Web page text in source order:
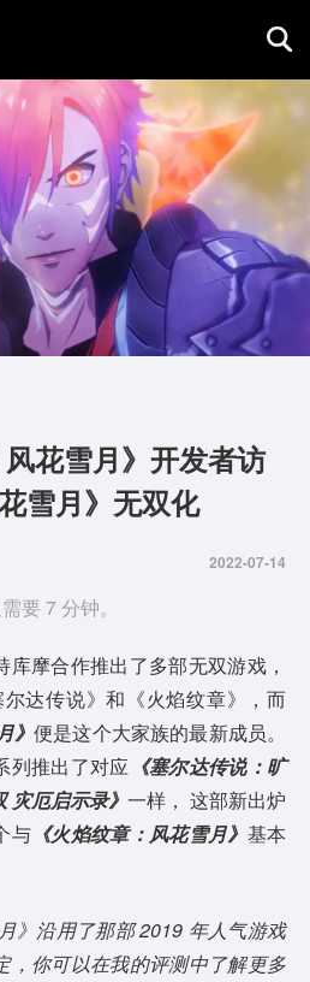
风花雪月》开发者访
雪月》无双化
2022-07-14
要 7 分钟。
摩合作推出了多部无双游戏，
达传说》和《火焰纹章》，而
》便是这个大家族的最新成员。
列推出了对应 《塞尔达传说：旷
灾厄启示录》 一样， 这部新出炉
与 《火焰纹章：风花雪月》 基本
》沿用了那部 2019 年人气游戏
，你可以在我的评测中了解更多